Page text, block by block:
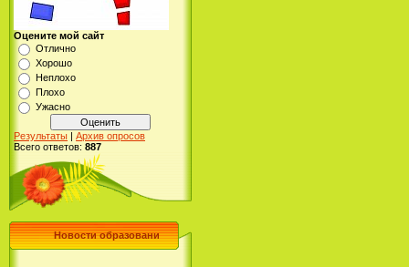
Оцените мой сайт
Отлично
Хорошо
Неплохо
Плохо
Ужасно
Результаты | Архив опросов
Всего ответов: 887
Новости образовани